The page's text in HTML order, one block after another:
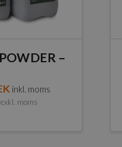
–
inkl. moms
exkl. moms